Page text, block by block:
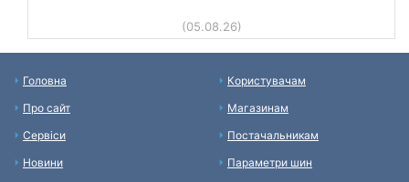
(05.08.26)
Головна
Про сайт
Сервіси
Новини
Користувачам
Магазинам
Постачальникам
Параметри шин